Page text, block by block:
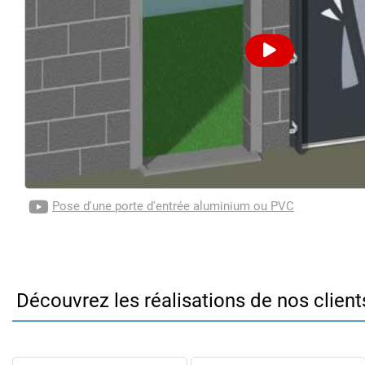
Pose d'une porte d'entrée aluminium ou PVC
Découvrez les réalisations de nos